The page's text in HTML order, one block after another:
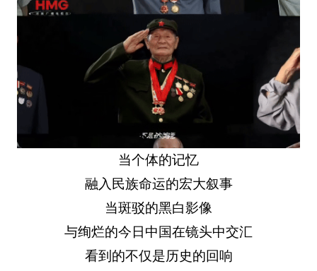
当个体的记忆
融入民族命运的宏大叙事
当斑驳的黑白影像
与绚烂的今日中国在镜头中交汇
看到的不仅是历史的回响